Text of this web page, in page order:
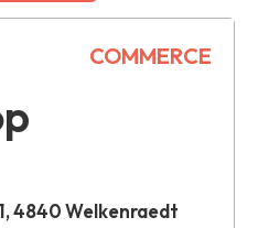
4840 Welkenraedt
COMMERCE